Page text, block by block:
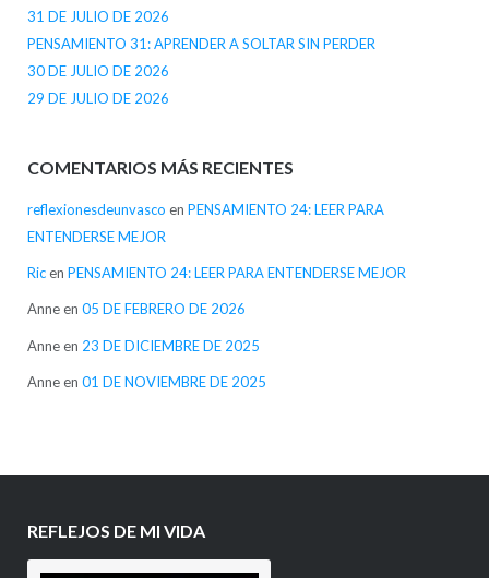
31 DE JULIO DE 2026
PENSAMIENTO 31: APRENDER A SOLTAR SIN PERDER
30 DE JULIO DE 2026
29 DE JULIO DE 2026
COMENTARIOS MÁS RECIENTES
reflexionesdeunvasco en PENSAMIENTO 24: LEER PARA
ENTENDERSE MEJOR
Ricen PENSAMIENTO 24: LEER PARA ENTENDERSE MEJOR
Anneen 05 DE FEBRERO DE 2026
Anneen 23 DE DICIEMBRE DE 2025
Anneen 01 DE NOVIEMBRE DE 2025
REFLEJOS DE MI VIDA